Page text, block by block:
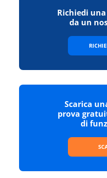
Richiedi
da un
Scarica
prova
di